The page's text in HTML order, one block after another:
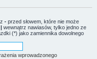
- przed słowem, które nie może
| wewnątrz nawiasów, tylko jedno ze
(*) jako zamiennika dowolnego
wprowadzonego